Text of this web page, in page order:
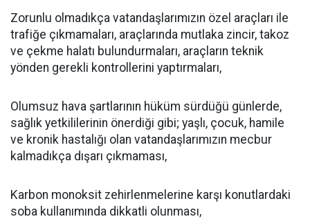
Zorunlu olmadıkça vatandaşlarımızın özel araçları ile
trafiğe çıkmamaları, araçlarında mutlaka zincir, takoz
ve çekme halatı bulundurmaları, araçların teknik
yönden gerekli kontrollerini yaptırmaları,
Olumsuz hava şartlarının hüküm sürdüğü günlerde,
sağlık yetkililerinin önerdiği gibi; yaşlı, çocuk, hamile
ve kronik hastalığı olan vatandaşlarımızın mecbur
kalmadıkça dışarı çıkmaması,
Karbon monoksit zehirlenmelerine karşı konutlardaki
soba kullanımında dikkatli olunması,